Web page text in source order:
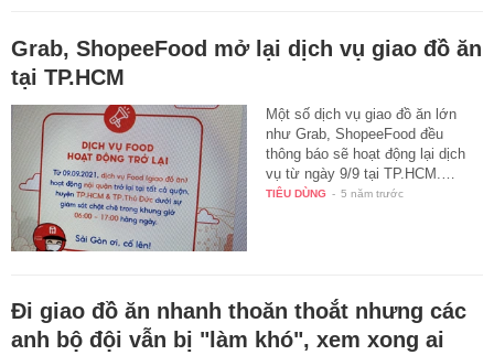
Grab, ShopeeFood mở lại dịch vụ giao đồ ăn
tại TP.HCM
Một số dịch vụ giao đồ ăn lớn
như Grab, ShopeeFood đều
thông báo sẽ hoạt động lại dịch
vụ từ ngày 9/9 tại TP.HCM.…
TIÊU DÙNG - 5 năm trước
Đi giao đồ ăn nhanh thoăn thoắt nhưng các
anh bộ đội vẫn bị "làm khó", xem xong ai